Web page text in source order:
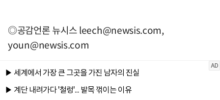
◎공감언론 뉴시스leech@newsis.com,
youn@newsis.com